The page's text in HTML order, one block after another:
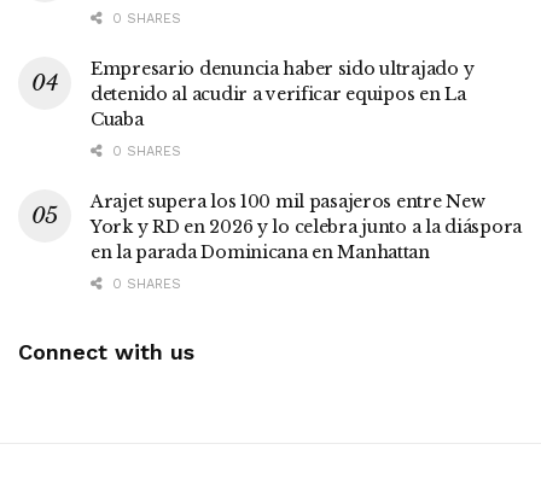
0 SHARES
Empresario denuncia haber sido ultrajado y
detenido al acudir a verificar equipos en La
Cuaba
0 SHARES
Arajet supera los 100 mil pasajeros entre New
York y RD en 2026 y lo celebra junto a la diáspora
en la parada Dominicana en Manhattan
0 SHARES
Connect with us